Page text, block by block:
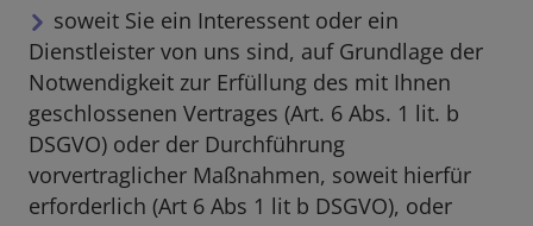
soweit Sie ein Interessent oder ein
Dienstleister von uns sind, auf Grundlage der
Notwendigkeit zur Erfüllung des mit Ihnen
geschlossenen Vertrages (Art. 6 Abs. 1 lit. b
DSGVO) oder der Durchführung
vorvertraglicher Maßnahmen, soweit hierfür
erforderlich (Art 6 Abs 1 lit b DSGVO), oder